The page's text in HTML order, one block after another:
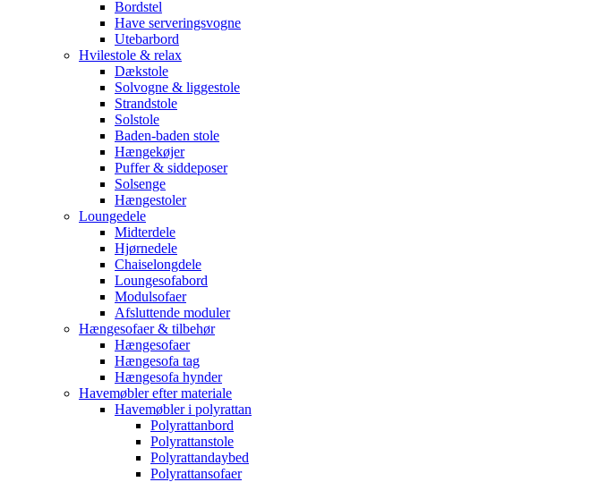
Bordstel
Have serveringsvogne
Utebarbord
Hvilestole & relax
Dækstole
Solvogne & liggestole
Strandstole
Solstole
Baden-baden stole
Hængekøjer
Puffer & siddeposer
Solsenge
Hængestoler
Loungedele
Midterdele
Hjørnedele
Chaiselongdele
Loungesofabord
Modulsofaer
Afsluttende moduler
Hængesofaer & tilbehør
Hængesofaer
Hængesofa tag
Hængesofa hynder
Havemøbler efter materiale
Havemøbler i polyrattan
Polyrattanbord
Polyrattanstole
Polyrattandaybed
Polyrattansofaer